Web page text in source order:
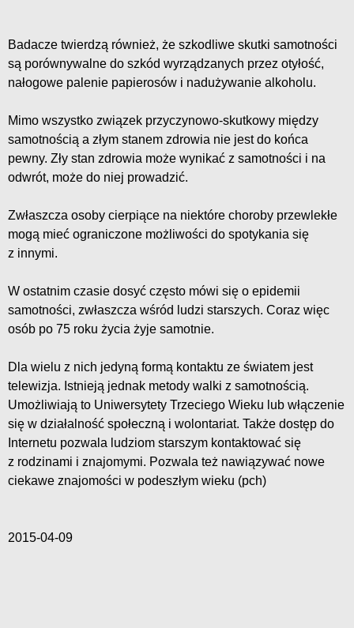
Badacze twierdzą również, że szkodliwe skutki samotności
są porównywalne do szkód wyrządzanych przez otyłość,
nałogowe palenie papierosów i nadużywanie alkoholu.
Mimo wszystko związek przyczynowo-skutkowy między
samotnością a złym stanem zdrowia nie jest do końca
pewny. Zły stan zdrowia może wynikać z samotności i na
odwrót, może do niej prowadzić.
Zwłaszcza osoby cierpiące na niektóre choroby przewlekłe
mogą mieć ograniczone możliwości do spotykania się
z innymi.
W ostatnim czasie dosyć często mówi się o epidemii
samotności, zwłaszcza wśród ludzi starszych. Coraz więc
osób po 75 roku życia żyje samotnie.
Dla wielu z nich jedyną formą kontaktu ze światem jest
telewizja. Istnieją jednak metody walki z samotnością.
Umożliwiają to Uniwersytety Trzeciego Wieku lub włączenie
się w działalność społeczną i wolontariat. Także dostęp do
Internetu pozwala ludziom starszym kontaktować się
z rodzinami i znajomymi. Pozwala też nawiązywać nowe
ciekawe znajomości w podeszłym wieku (pch)
2015-04-09